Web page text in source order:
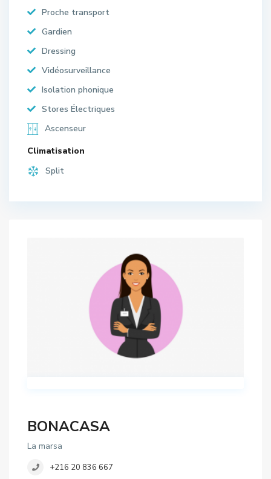
Proche transport
Gardien
Dressing
Vidéosurveillance
Isolation phonique
Stores Électriques
Ascenseur
Climatisation
Split
BONACASA
La marsa
+216 20 836 667